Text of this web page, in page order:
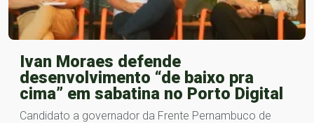
Ivan Moraes defende
desenvolvimento “de baixo pra
cima” em sabatina no Porto Digital
Candidato a governador da Frente Pernambuco de